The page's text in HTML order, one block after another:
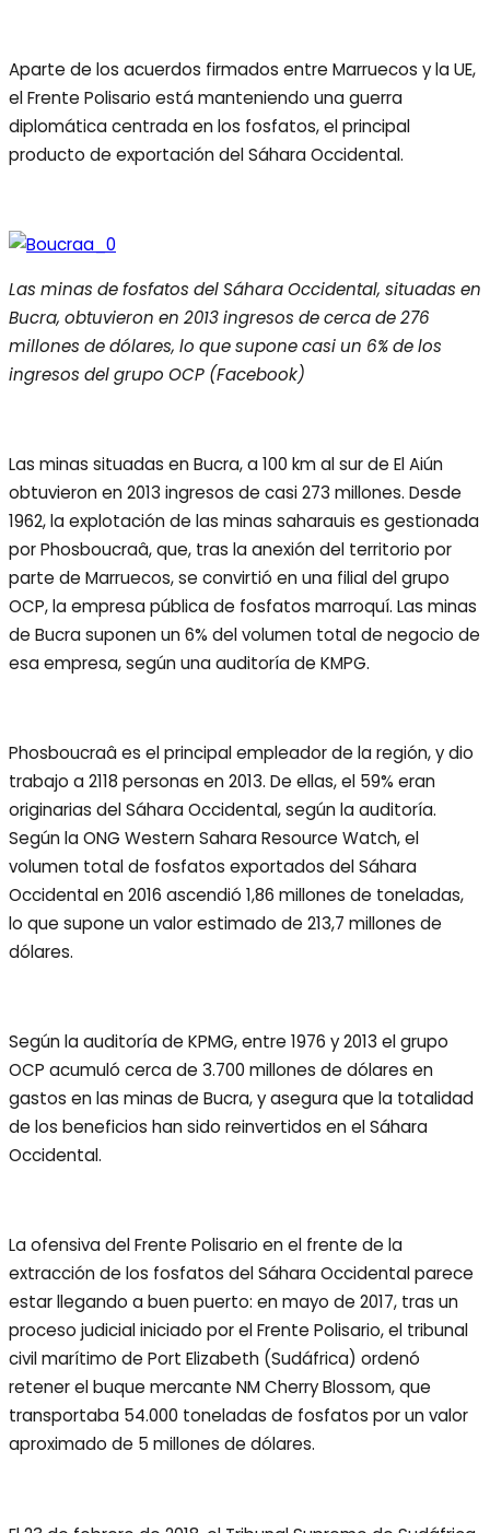
Aparte de los acuerdos firmados entre Marruecos y la UE,
el Frente Polisario está manteniendo una guerra
diplomática centrada en los fosfatos, el principal
producto de exportación del Sáhara Occidental.
Las minas de fosfatos del Sáhara Occidental, situadas en
Bucra, obtuvieron en 2013 ingresos de cerca de 276
millones de dólares, lo que supone casi un 6% de los
ingresos del grupo OCP (Facebook)
Las minas situadas en Bucra, a 100 km al sur de El Aiún
obtuvieron en 2013 ingresos de casi 273 millones. Desde
1962, la explotación de las minas saharauis es gestionada
por Phosboucraâ, que, tras la anexión del territorio por
parte de Marruecos, se convirtió en una filial del grupo
OCP, la empresa pública de fosfatos marroquí. Las minas
de Bucra suponen un 6% del volumen total de negocio de
esa empresa, según una auditoría de KMPG.
Phosboucraâ es el principal empleador de la región, y dio
trabajo a 2118 personas en 2013. De ellas, el 59% eran
originarias del Sáhara Occidental, según la auditoría.
Según la ONG Western Sahara Resource Watch, el
volumen total de fosfatos exportados del Sáhara
Occidental en 2016 ascendió 1,86 millones de toneladas,
lo que supone un valor estimado de 213,7 millones de
dólares.
Según la auditoría de KPMG, entre 1976 y 2013 el grupo
OCP acumuló cerca de 3.700 millones de dólares en
gastos en las minas de Bucra, y asegura que la totalidad
de los beneficios han sido reinvertidos en el Sáhara
Occidental.
La ofensiva del Frente Polisario en el frente de la
extracción de los fosfatos del Sáhara Occidental parece
estar llegando a buen puerto: en mayo de 2017, tras un
proceso judicial iniciado por el Frente Polisario, el tribunal
civil marítimo de Port Elizabeth (Sudáfrica) ordenó
retener el buque mercante NM Cherry Blossom, que
transportaba 54.000 toneladas de fosfatos por un valor
aproximado de 5 millones de dólares.